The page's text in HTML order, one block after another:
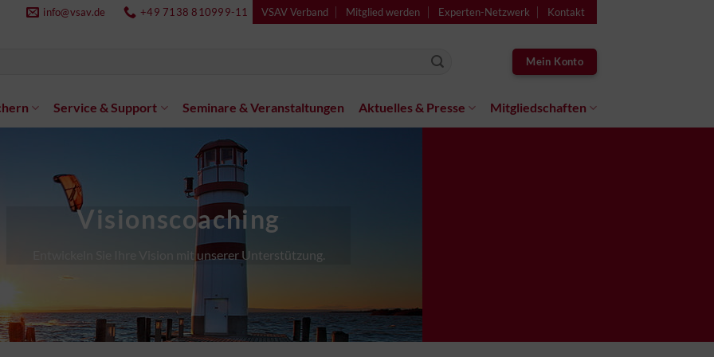
info@vsav.de +49 7138 810999-11 VSAV Verband Mitglied werden Experten-Netzwerk Kontakt
Mein Konto
Service & Support Seminare & Veranstaltungen Aktuelles & Presse Mitgliedschaften
Visionscoaching
Entwickeln Sie Ihre Vision mit unserer Unterstützung.